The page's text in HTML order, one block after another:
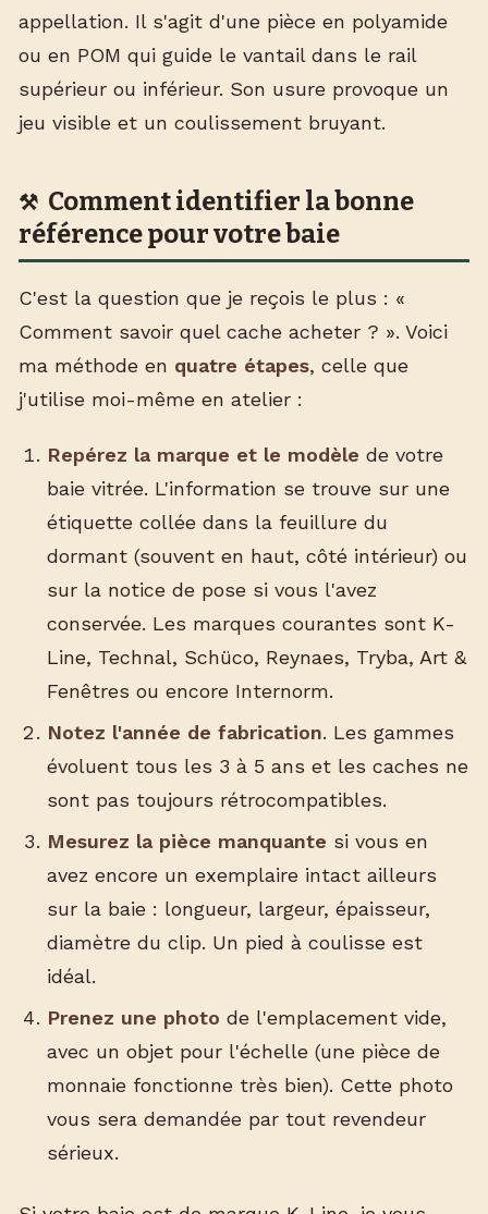
appellation. Il s'agit d'une pièce en polyamide
ou en POM qui guide le vantail dans le rail
supérieur ou inférieur. Son usure provoque un
jeu visible et un coulissement bruyant.
Comment identifier la bonne
référence pour votre baie
C'est la question que je reçois le plus : «
Comment savoir quel cache acheter ? ». Voici
ma méthode en quatre étapes, celle que
j'utilise moi-même en atelier :
Repérez la marque et le modèle de votre
baie vitrée. L'information se trouve sur une
étiquette collée dans la feuillure du
dormant (souvent en haut, côté intérieur) ou
sur la notice de pose si vous l'avez
conservée. Les marques courantes sont K-
Line, Technal, Schüco, Reynaes, Tryba, Art &
Fenêtres ou encore Internorm.
Notez l'année de fabrication. Les gammes
évoluent tous les 3 à 5 ans et les caches ne
sont pas toujours rétrocompatibles.
Mesurez la pièce manquante si vous en
avez encore un exemplaire intact ailleurs
sur la baie : longueur, largeur, épaisseur,
diamètre du clip. Un pied à coulisse est
idéal.
Prenez une photo de l'emplacement vide,
avec un objet pour l'échelle (une pièce de
monnaie fonctionne très bien). Cette photo
vous sera demandée par tout revendeur
sérieux.